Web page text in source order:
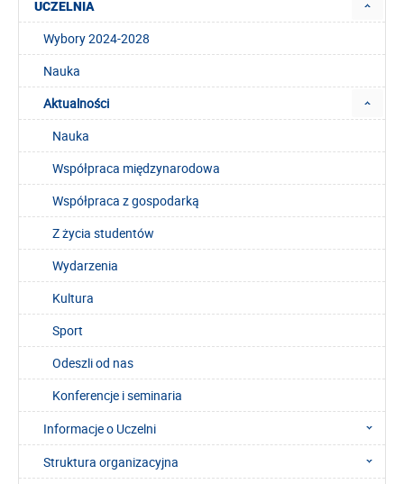
UCZELNIA
Wybory 2024-2028
Nauka
Aktualności
Nauka
Współpraca międzynarodowa
Współpraca z gospodarką
Z życia studentów
Wydarzenia
Kultura
Sport
Odeszli od nas
Konferencje i seminaria
Informacje o Uczelni
Struktura organizacyjna